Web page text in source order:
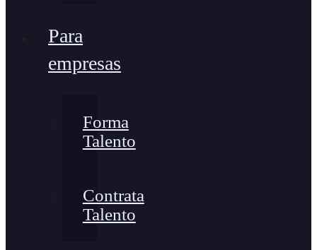
Para
empresas
Forma
Talento
Contrata
Talento